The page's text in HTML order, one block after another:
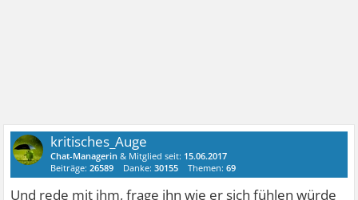
kritisches_Auge
Chat-Managerin & Mitglied seit: 15.06.2017
Beiträge:26589 Danke:30155 Themen:69
Und rede mit ihm, frage ihn wie er sich fühlen würde